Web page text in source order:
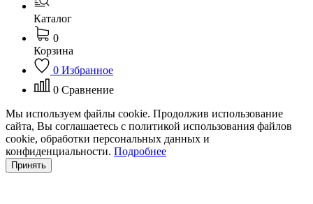
Каталог
0
Корзина
0 Избранное
0 Сравнение
Мы используем файлы cookie. Продолжив использование
сайта, Вы соглашаетесь с политикой использования файлов
cookie, обработки персональных данных и
конфиденциальности. Подробнее
Принять